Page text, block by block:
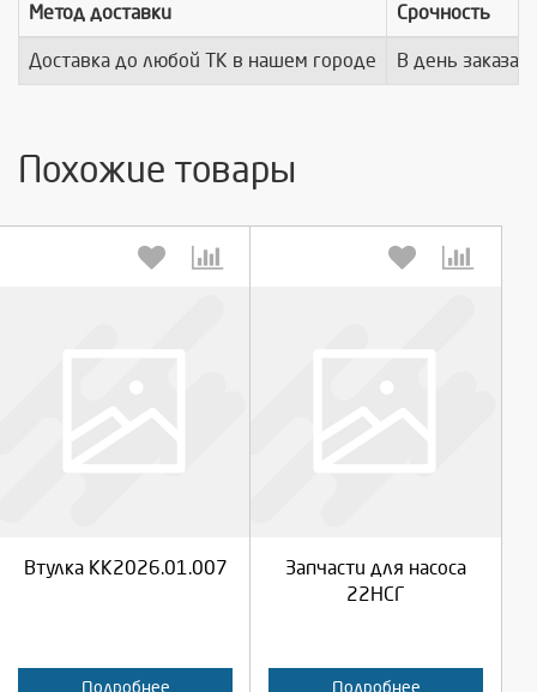
Метод доставки Срочность
Доставка до любой ТК в нашем городе В день заказа
Похожие товары
Втулка КК2026.01.007
Подробнее
Запчасти для насоса
22НСГ
Подробнее
Отмена